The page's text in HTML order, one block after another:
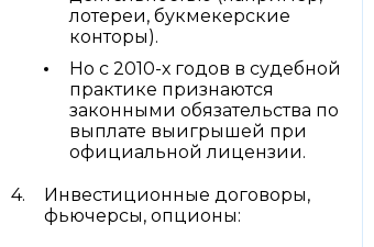
лотереи, букмекерские
конторы).
Но с 2010-х годов в судебной
практике признаются
законными обязательства по
выплате выигрышей при
официальной лицензии.
Инвестиционные договоры,
фьючерсы, опционы: